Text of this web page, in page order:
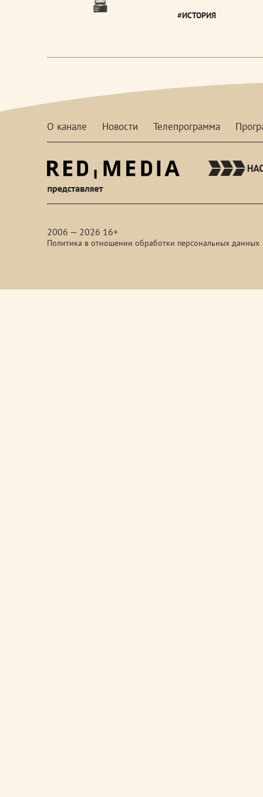
#ИСТОРИЯ
О канале Новости Телепрограмма
2006 — 2026 16+
Политика в отношении обработки персональных данных